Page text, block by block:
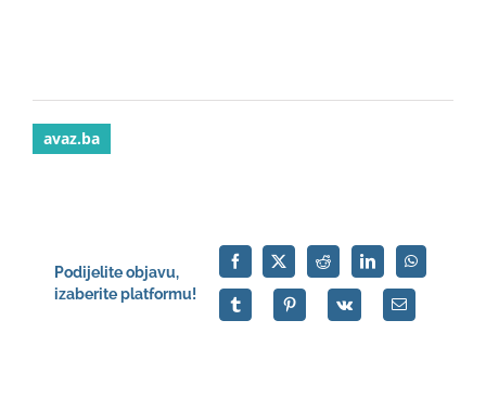
avaz.ba
Podijelite objavu,
izaberite platformu!